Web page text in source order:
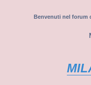
Benvenuti nel forum